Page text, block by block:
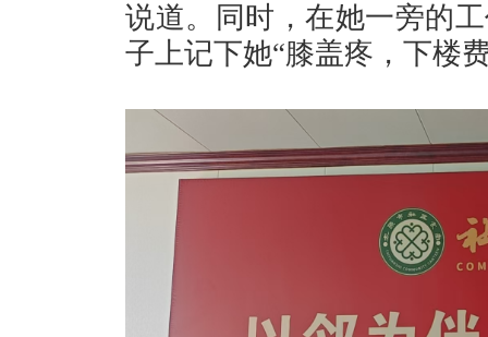
说道。同时，在她一旁的
子上记下她“膝盖疼，下楼